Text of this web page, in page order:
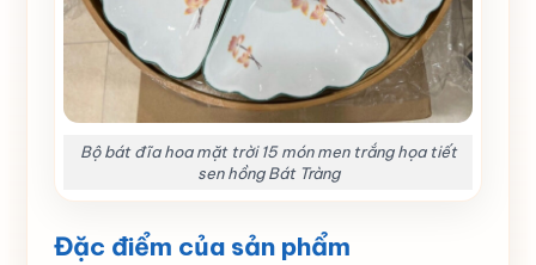
Bộ bát đĩa hoa mặt trời 15 món men trắng họa tiết
sen hồng Bát Tràng
Đặc điểm của sản phẩm